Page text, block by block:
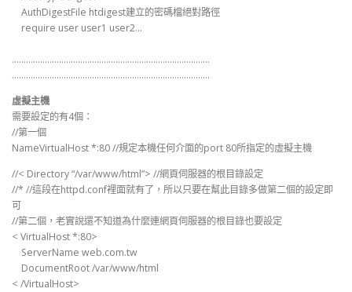
AuthDigestFile htdigest建立的密碼檔絕對路徑
require user user1 user2…
…………………………………………………………………………
…………………………………………………………………………
虛擬主機
需要設定的有4個：
//第一個
NameVirtualHost *:80 //規定本機任何介面的port 80所指定的虛擬主機
//< Directory “/var/www/html”> //網頁伺服器的根目錄設定
//* //這段在httpd.conf裡面就有了，所以只要在幫此目錄多做第二個的設定即
可
//第二個，老實說還不知道為什麼連網頁伺服器的根目錄也要設定
< VirtualHost *:80>
ServerName web.com.tw
DocumentRoot /var/www/html
< /VirtualHost>